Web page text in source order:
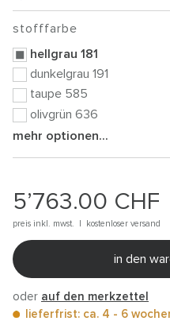
stofffarbe
hellgrau 181
dunkelgrau 191
taupe 585
olivgrün 636
mehr optionen...
5’763.00 CHF
preis inkl. mwst. | kostenloser versand
in den
oder auf den merkzettel
lieferfrist: ca. 4 - 6